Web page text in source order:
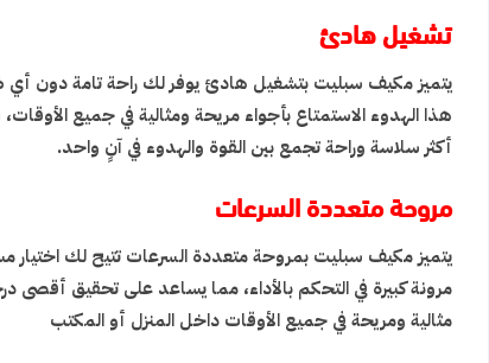
تشغيل هادئ
يتميز مكيف سبليت بتشغيل هادئ يوفر لك راحة تامة دون
هذا الهدوء الاستمتاع بأجواء مريحة ومثالية في جميع
أكثر سلاسة وراحة تجمع بين القوة والهدوء في آنٍ واحد.
مروحة متعددة السرعات
يتميز مكيف سبليت بمروحة متعددة السرعات تتيح لك اختيار
مرونة كبيرة في التحكم بالأداء، مما يساعد على تحقيق
مثالية ومريحة في جميع الأوقات داخل المنزل أو المكتب